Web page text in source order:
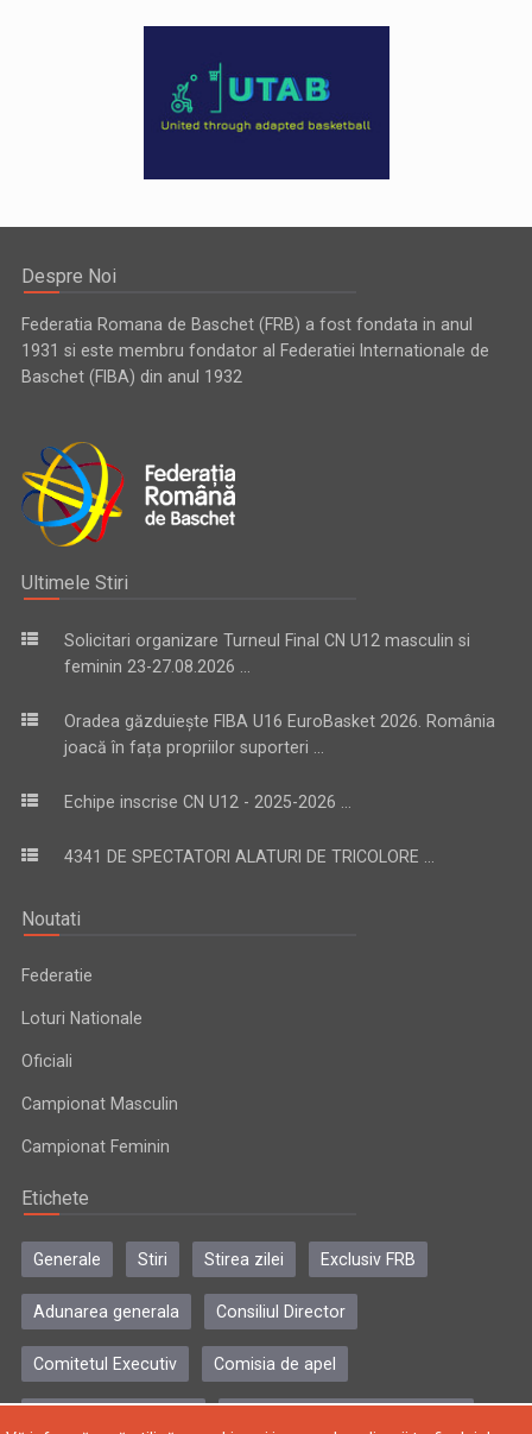
Despre Noi
Federatia Romana de Baschet (FRB) a fost fondata in anul
1931 si este membru fondator al Federatiei Internationale de
Baschet (FIBA) din anul 1932
Ultimele Stiri
Solicitari organizare Turneul Final CN U12 masculin si
feminin 23-27.08.2026 ...
Oradea găzduiește FIBA U16 EuroBasket 2026. România
joacă în fața propriilor suporteri ...
Echipe inscrise CN U12 - 2025-2026 ...
4341 DE SPECTATORI ALATURI DE TRICOLORE ...
Noutati
Federatie
Loturi Nationale
Oficiali
Campionat Masculin
Campionat Feminin
Etichete
Generale Stiri Stirea zilei Exclusiv FRB
Adunarea generala Consiliul Director
Comitetul Executiv Comisia de apel